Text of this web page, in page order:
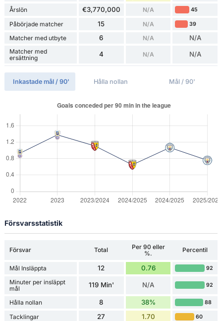
Årslön €3,770,000 N/A 45
Påbörjade matcher 15 N/A 39
Matcher med utbyte 6 N/A N/A
Matcher med
ersättning
4 N/A N/A
Inkastade mål / 90' Hålla nollan Mål / 90'
Försvarsstatistik
Försvar Total
Per 90 eller
%.
Percentil
Mål Insläppta 12 0.76 92
Minuter per insläppt
mål
119 Min' N/A 92
Hålla nollan 8 38% 88
Tacklingar 27 1.70 60